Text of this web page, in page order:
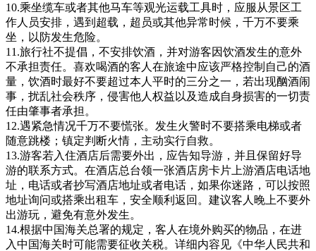
10.乘坐缆车或者其他马车等观光运载工具时，应服从景区工
作人员安排，遇到超载，超员或其他异常时候，千万不要乘
坐，以防发生危险。
11.旅行社不提倡，不安排饮酒，并对游客因饮酒发生的意外
不承担责任。喜欢喝酒的客人在旅途中应该严格控制自己的酒
量，饮酒时最好不要超过本人平时的三分之一，若出现酗酒闹
事，扰乱社会秩序，侵害他人权益以及造成自身损害的一切责
任由肇事者承担。
12.遇紧急情况千万不要慌张。发生火警时不要搭乘电梯或者
随意跳楼；镇定判断火情，主动实行自救。
13.游客若入住酒店后需要外出，应告知导游，并且保留好导
游的联系方式。在酒店总台领一张酒店房卡片上游酒店电话地
址，电话或者抄写酒店地址或者电话，如果你迷路，可以按照
地址询问或搭乘出租车，安全顺利返回。建议客人晚上不要外
出游玩，避免有意外发生。
14.根据中国海关总署的规定，客人在境外购买的物品，在进
入中国海关时可能需要征收关税。详细内容见《中华人民共和